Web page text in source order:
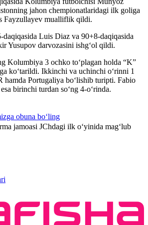
jahon chempionatlaridagi ilk goliga
Fayzullayev mualliflik qildi.
Luis Diaz va 90+8-daqiqasida
Yusupov darvozasini ishg‘ol qildi.
Kolumbiya 3 ochko to‘plagan holda “K”
ko‘tarildi. Ikkinchi va uchinchi o‘rinni 1
Portugaliya bo‘lishib turipti. Fabio
birinchi turdan so‘ng 4-o‘rinda.
obuna bo‘ling
jamoasi JChdagi ilk o‘yinida mag‘lub